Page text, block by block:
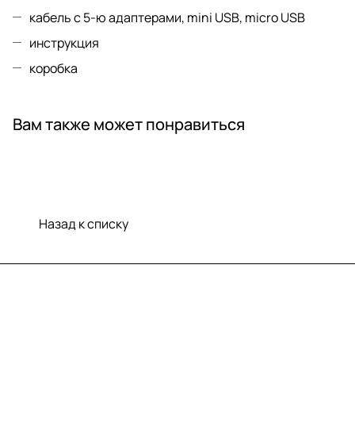
кабель с 5-ю адаптерами, mini USB, micro USB
инструкция
коробка
Вам также может понравиться
Назад к списку